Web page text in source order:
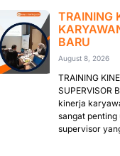
TRAINING
BARU
August 8, 2026
TRAINING
SUPERVISOR
kinerja
sangat
supervisor